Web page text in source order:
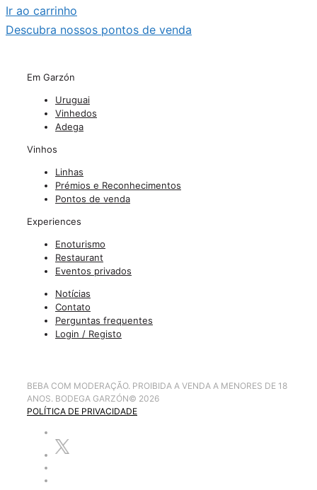
Ir ao carrinho
Descubra nossos pontos de venda
Em Garzón
Uruguai
Vinhedos
Adega
Vinhos
Linhas
Prémios e Reconhecimentos
Pontos de venda
Experiences
Enoturismo
Restaurant
Eventos privados
Notícias
Contato
Perguntas frequentes
Login / Registo
BEBA COM MODERAÇÃO. PROIBIDA A VENDA A MENORES DE 18
ANOS. BODEGA GARZÓN© 2026
POLÍTICA DE PRIVACIDADE